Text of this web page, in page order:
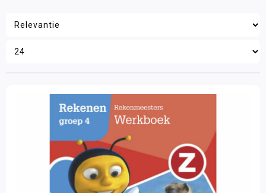
Rekenontwikkeling
Zelfstandig werken
Werkboeken